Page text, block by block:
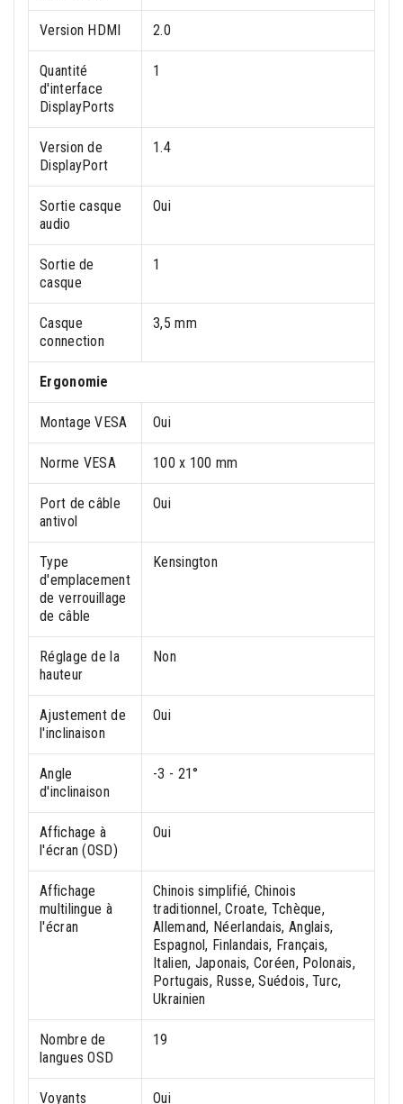
Version HDMI 2.0
Quantité
d'interface
DisplayPorts
1
Version de
DisplayPort
1.4
Sortie casque
audio
Oui
Sortie de
casque
1
Casque
connection
3,5 mm
Ergonomie
Montage VESA Oui
Norme VESA 100 x 100 mm
Port de câble
antivol
Oui
Type
d'emplacement
de verrouillage
de câble
Kensington
Réglage de la
hauteur
Non
Ajustement de
l'inclinaison
Oui
Angle
d'inclinaison
-3 - 21°
Affichage à
l'écran (OSD)
Oui
Affichage
multilingue à
l'écran
Chinois simplifié, Chinois
traditionnel, Croate, Tchèque,
Allemand, Néerlandais, Anglais,
Espagnol, Finlandais, Français,
Italien, Japonais, Coréen, Polonais,
Portugais, Russe, Suédois, Turc,
Ukrainien
Nombre de
langues OSD
19
Voyants Oui